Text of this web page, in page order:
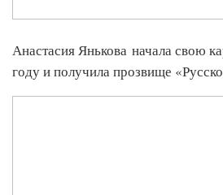
Анастасия Янькова начала свою
году и получила прозвище